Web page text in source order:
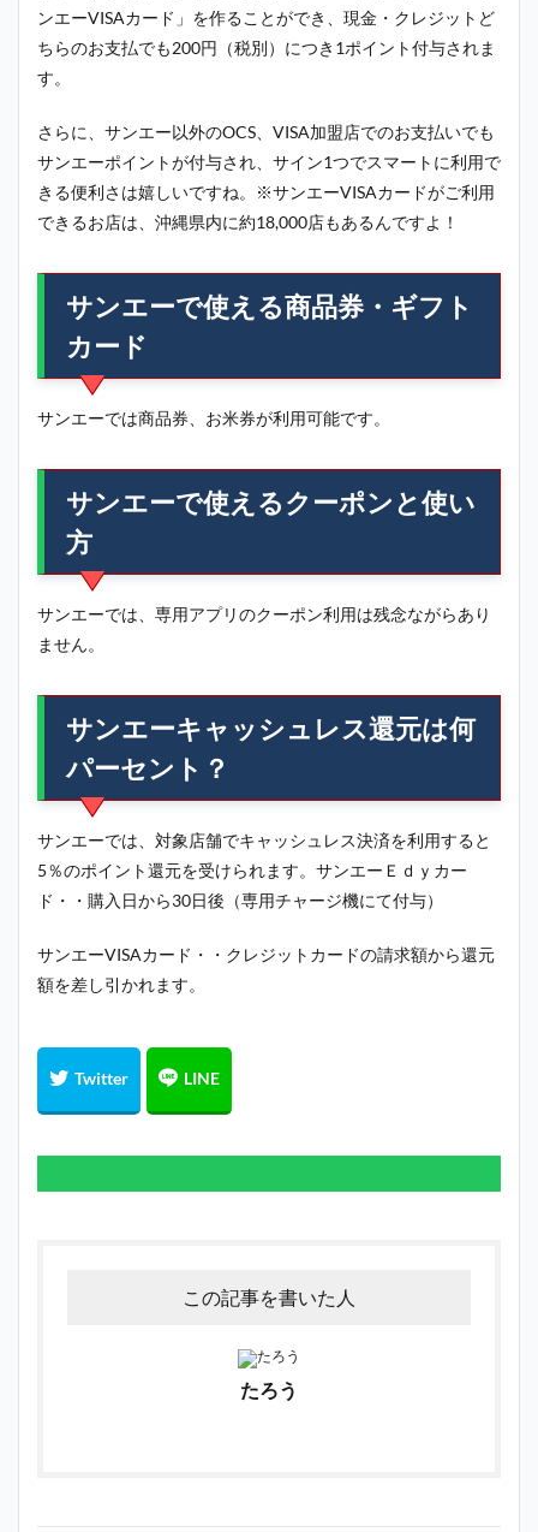
ンエーVISAカード」を作ることができ、現金・クレジットど
ちらのお支払でも200円（税別）につき1ポイント付与されま
す。
さらに、サンエー以外のOCS、VISA加盟店でのお支払いでも
サンエーポイントが付与され、サイン1つでスマートに利用で
きる便利さは嬉しいですね。※サンエーVISAカードがご利用
できるお店は、沖縄県内に約18,000店もあるんですよ！
サンエーで使える商品券・ギフト
カード
サンエーでは商品券、お米券が利用可能です。
サンエーで使えるクーポンと使い
方
サンエーでは、専用アプリのクーポン利用は残念ながらあり
ません。
サンエーキャッシュレス還元は何
パーセント？
サンエーでは、対象店舗でキャッシュレス決済を利用すると
5％のポイント還元を受けられます。サンエーＥｄｙカー
ド・・購入日から30日後（専用チャージ機にて付与）
サンエーVISAカード・・クレジットカードの請求額から還元
額を差し引かれます。
この記事を書いた人
たろう